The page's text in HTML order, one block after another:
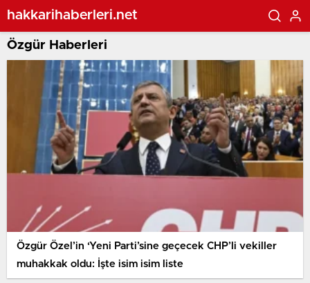
hakkarihaberleri.net
Özgür Haberleri
Özgür Özel’in ‘Yeni Parti’sine geçecek CHP’li vekiller
muhakkak oldu: İşte isim isim liste